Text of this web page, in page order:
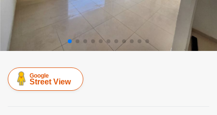
Google
Street View